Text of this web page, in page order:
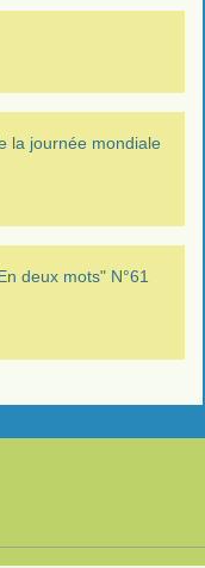
la journée mondiale
deux mots" N°61